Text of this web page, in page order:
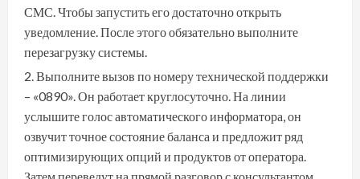
СМС. Чтобы запустить его достаточно открыть
уведомление. После этого обязательно выполните
перезагрузку системы.
Выполните вызов по номеру технической поддержки
– «0890». Он работает круглосуточно. На линии
услышите голос автоматического информатора, он
озвучит точное состояние баланса и предложит ряд
оптимизирующих опций и продуктов от оператора.